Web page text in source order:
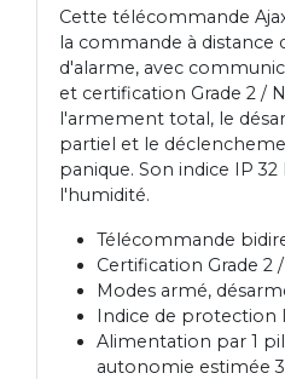
Cette télécommande
la commande à distance
d'alarme, avec
et certification Grade 2 /
l'armement total, le
partiel et le
panique. Son indice IP
l'humidité.
Télécommande
Certification Grade 2
Modes armé,
Indice de protection
Alimentation par 1
autonomie estimée